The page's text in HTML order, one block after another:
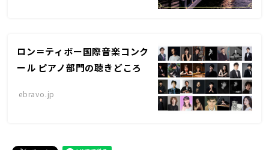
ロン＝ティボー国際音楽コンク
ール ピアノ部門の聴きどころ
ebravo.jp